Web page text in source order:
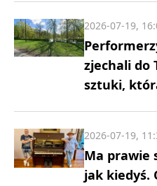
zjechali do
sztuki,
2026-07-19,
Ma prawie
jak kiedyś.
2026-07-19,